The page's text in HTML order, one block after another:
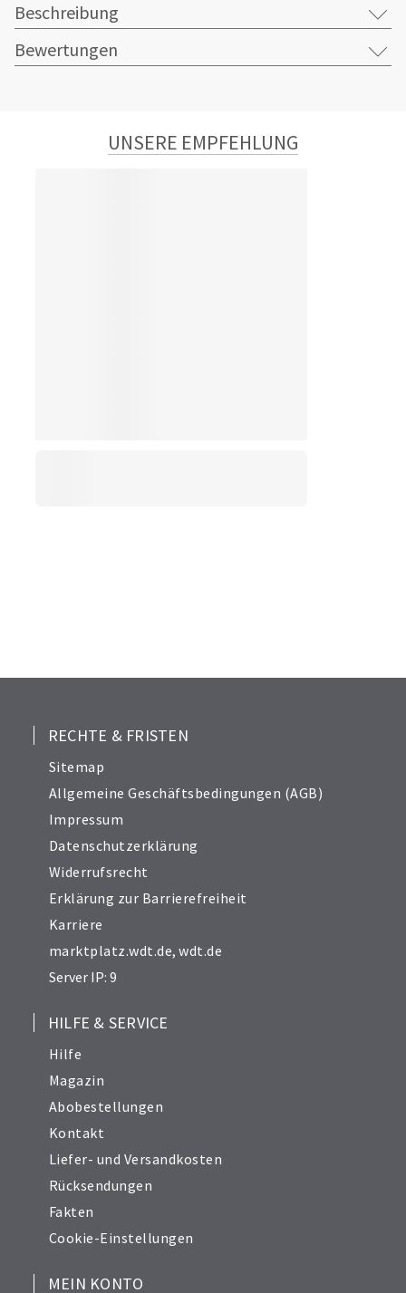
Beschreibung
Bewertungen
UNSERE EMPFEHLUNG
RECHTE & FRISTEN
Sitemap
Allgemeine Geschäftsbedingungen (AGB)
Impressum
Datenschutzerklärung
Widerrufsrecht
Erklärung zur Barrierefreiheit
Karriere
marktplatz.wdt.de,wdt.de
Server IP: 9
HILFE & SERVICE
Hilfe
Magazin
Abobestellungen
Kontakt
Liefer- und Versandkosten
Rücksendungen
Fakten
Cookie-Einstellungen
MEIN KONTO